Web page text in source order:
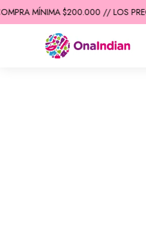
MÍNIMA $200.000 // LOS